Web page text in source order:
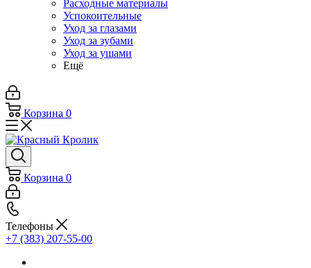
Расходные материалы
Успокоительные
Уход за глазами
Уход за зубами
Уход за ушами
Ещё
Корзина 0
Корзина 0
Телефоны
+7 (383) 207-55-00